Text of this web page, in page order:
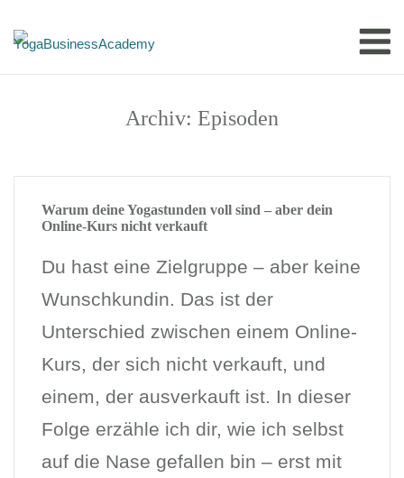
content
Archiv: Episoden
Warum deine Yogastunden voll sind – aber dein
Online-Kurs nicht verkauft
Du hast eine Zielgruppe – aber keine
Wunschkundin. Das ist der
Unterschied zwischen einem Online-
Kurs, der sich nicht verkauft, und
einem, der ausverkauft ist. In dieser
Folge erzähle ich dir, wie ich selbst
auf die Nase gefallen bin – erst mit